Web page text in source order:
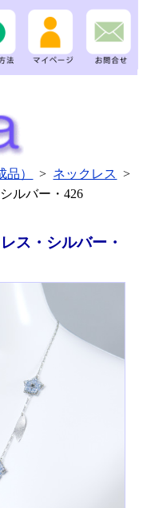
） > ネックレス
>
ルバー・426
ス・シルバー・